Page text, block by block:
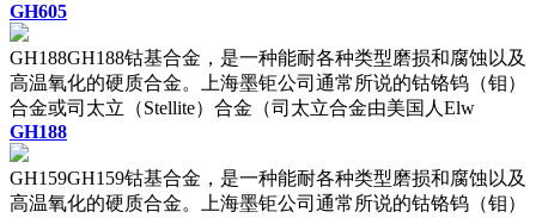
GH605
GH188GH188钴基合金，是一种能耐各种类型磨损和腐蚀以及
高温氧化的硬质合金。上海墨钜公司通常所说的钴铬钨（钼）
合金或司太立（Stellite）合金（司太立合金由美国人Elw
GH188
GH159GH159钴基合金，是一种能耐各种类型磨损和腐蚀以及
高温氧化的硬质合金。上海墨钜公司通常所说的钴铬钨（钼）